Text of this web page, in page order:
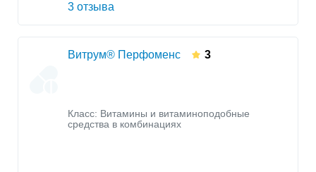
3 отзыва
Витрум® Перфоменс 3
Класс: Витамины и витаминоподобные
средства в комбинациях